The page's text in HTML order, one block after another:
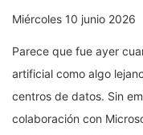
Miércoles 10 junio 2026
Parece que fue ayer
artificial como algo
centros de datos. Sin
colaboración con